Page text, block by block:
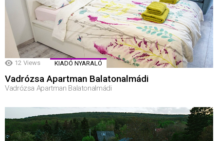
12 Views KIADÓ NYARALÓ
Vadrózsa Apartman Balatonalmádi
Vadrózsa Apartman Balatonalmádi